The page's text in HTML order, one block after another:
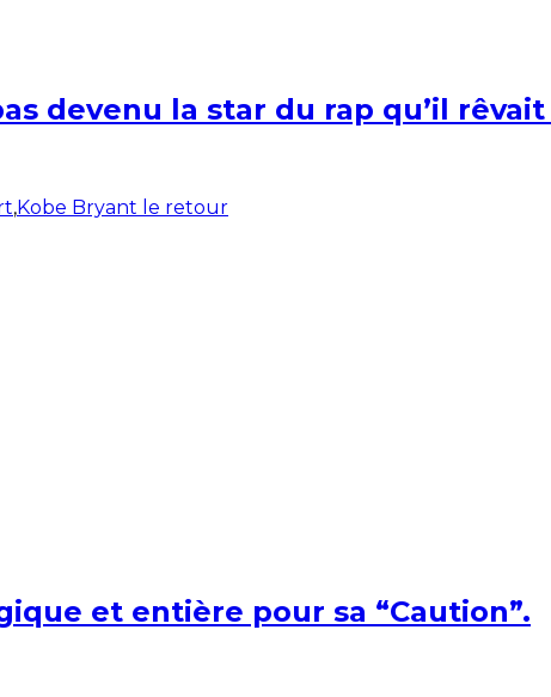
devenu la star du rap qu’il rêvait
,Kobe Bryant le retour
et entière pour sa “Caution”.